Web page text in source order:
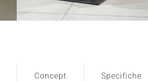
Concept Specifiche